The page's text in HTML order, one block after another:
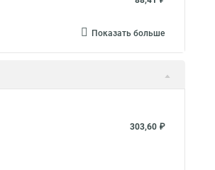
Показать больше
303,60 ₽